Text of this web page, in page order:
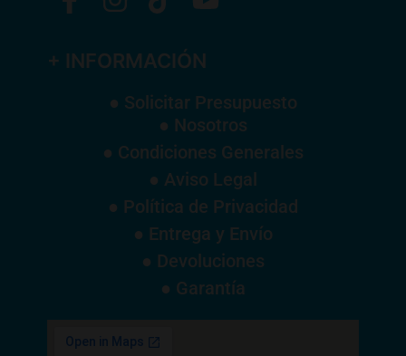
+ INFORMACIÓN
● Solicitar Presupuesto
● Nosotros
● Condiciones Generales
● Aviso Legal
● Política de Privacidad
● Entrega y Envío
● Devoluciones
● Garantía